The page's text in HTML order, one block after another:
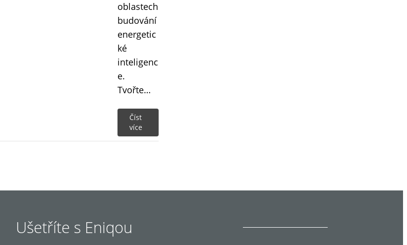
oblastech
budování
energetic
ké
inteligenc
e.
Tvořte…
Číst
více
Ušetříte s Eniqou